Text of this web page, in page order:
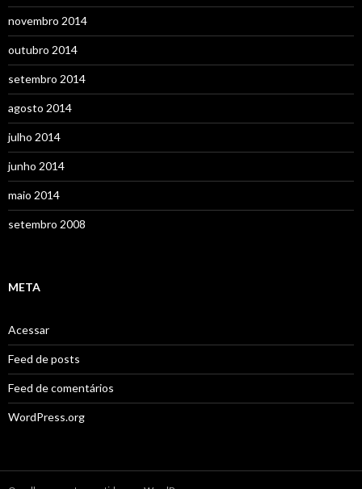
novembro 2014
outubro 2014
setembro 2014
agosto 2014
julho 2014
junho 2014
maio 2014
setembro 2008
META
Acessar
Feed de posts
Feed de comentários
WordPress.org